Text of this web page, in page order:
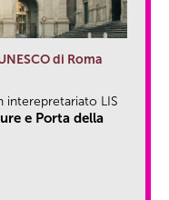
di Roma
interepretariato LIS
e Porta della